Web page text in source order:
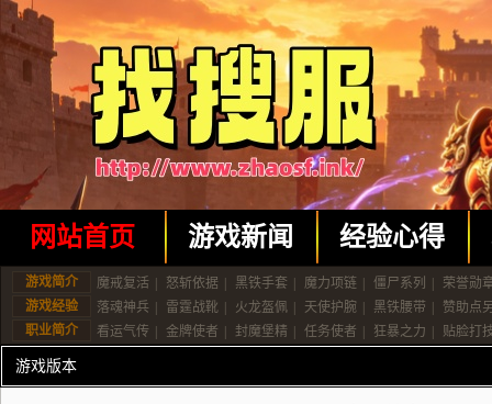
网站首页 游戏新闻 经验心得
游戏简介 魔戒复活 怒斩依据 黑铁手套 魔力项链 僵尸系列
荣誉勋
游戏经验
落魂神兵 雷霆战靴 火龙盔佩 天使护腕 黑铁腰带
赞助点
职业简介
看运气传 金牌使者 封魔堡精 任务使者 狂暴之力 贴脸打
游戏版本